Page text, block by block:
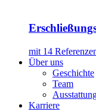
mit 14
Über uns
Geschichte
Team
Karriere